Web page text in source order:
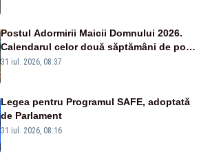
Postul Adormirii Maicii Domnului 2026.
Calendarul celor două săptămâni de post
și zilele cu dezlegare la pește
31 iul. 2026, 08:37
Legea pentru Programul SAFE, adoptată
de Parlament
31 iul. 2026, 08:16